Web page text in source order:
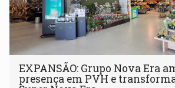
EXPANSÃO: Grupo Nova Era
presença em PVH e